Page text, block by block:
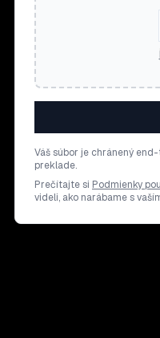
Váš súbor je chránený
preklade.
Prečítajte si Podmienky
videli, ako narábame s